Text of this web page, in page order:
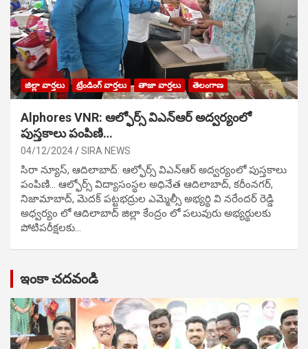
జిల్లా వార్తలు ట్రేండింగ్ వార్తలు తాజా వార్తలు తెలంగాణ
Alphores VNR: ఆల్ఫోర్స్ విఎన్ఆర్ అద్వర్యంలో
పుస్తకాలు పంపిణి…
04/12/2024 SIRA NEWS
సిరా న్యూస్, ఆదిలాబాద్: ఆల్ఫోర్స్ విఎన్ఆర్ అద్వర్యంలో పుస్తకాలు
పంపిణి… ఆల్ఫోర్స్ విద్యాసంస్థల అధినేత ఆదిలాబాద్, కరీంనగర్,
నిజామాబాద్, మెదక్ పట్టభద్రుల ఎమ్మెల్సీ అభ్యర్థి వి నరేందర్ రెడ్డి
అధ్వర్యం లో ఆదిలాబాద్ జిల్లా కేంద్రం లో పలువురు అభ్యర్థులకు
పోటిప‌రీక్ష‌ల‌కు…
ఇంకా చదవండి